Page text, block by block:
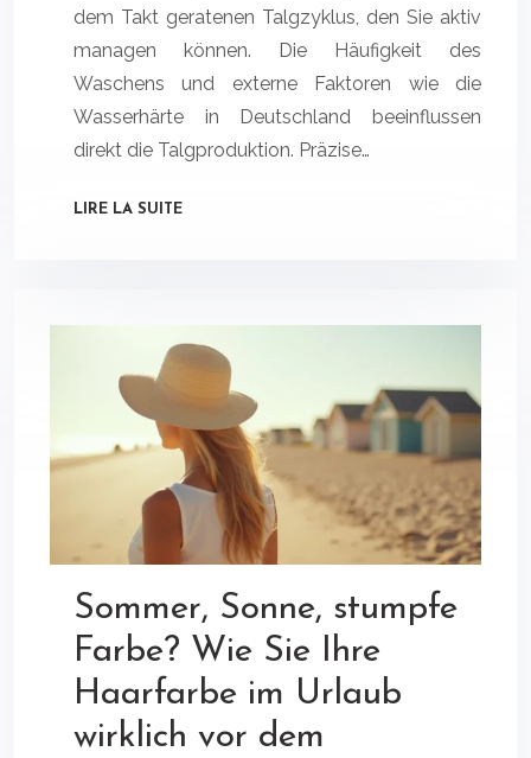
dem Takt geratenen Talgzyklus, den Sie aktiv
managen können. Die Häufigkeit des
Waschens und externe Faktoren wie die
Wasserhärte in Deutschland beeinflussen
direkt die Talgproduktion. Präzise…
LIRE LA SUITE
Sommer, Sonne, stumpfe
Farbe? Wie Sie Ihre
Haarfarbe im Urlaub
wirklich vor dem